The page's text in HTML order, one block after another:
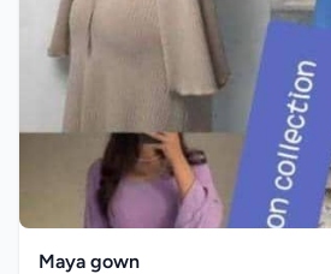
Maya gown